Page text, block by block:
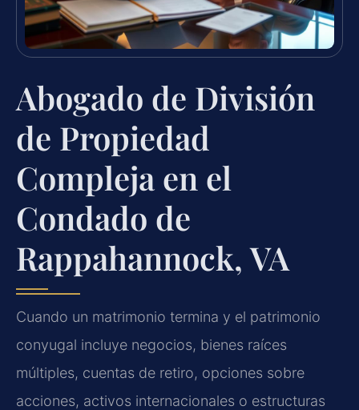
Abogado de División
de Propiedad
Compleja en el
Condado de
Rappahannock, VA
Cuando un matrimonio termina y el patrimonio
conyugal incluye negocios, bienes raíces
múltiples, cuentas de retiro, opciones sobre
acciones, activos internacionales o estructuras